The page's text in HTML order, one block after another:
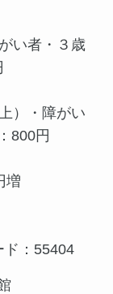
い者・３歳
）・障がい
800円
増
：55404